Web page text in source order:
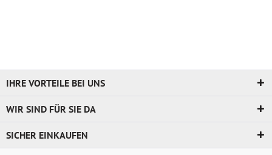
IHRE VORTEILE BEI UNS
WIR SIND FÜR SIE DA
SICHER EINKAUFEN